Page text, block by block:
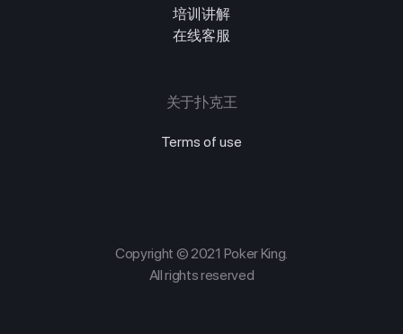
培训讲解
在线客服
关于扑克王
Terms of use
Copyright © 2021 Poker King.
All rights reserved